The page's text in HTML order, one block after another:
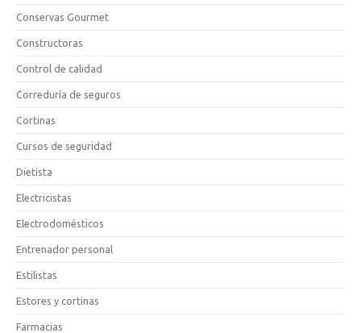
Conservas Gourmet
Constructoras
Control de calidad
Correduría de seguros
Cortinas
Cursos de seguridad
Dietista
Electricistas
Electrodomésticos
Entrenador personal
Estilistas
Estores y cortinas
Farmacias